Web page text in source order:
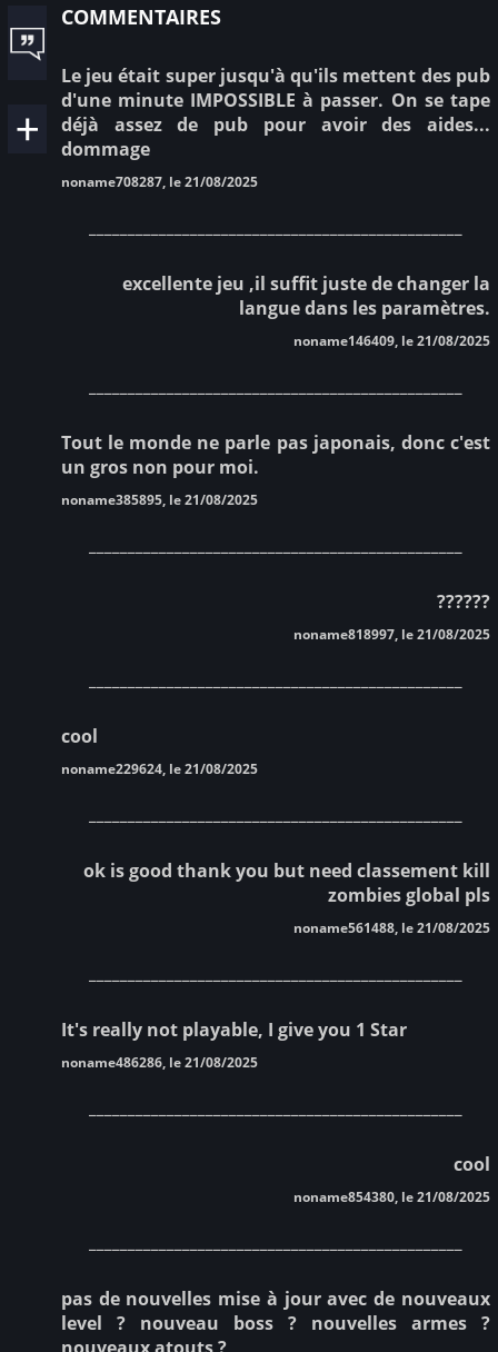
commentaires
Le jeu était super jusqu'à qu'ils mettent des pub
d'une minute IMPOSSIBLE à passer. On se tape
déjà assez de pub pour avoir des aides...
dommage
noname708287, le 21/08/2025
excellente jeu ,il suffit juste de changer la
langue dans les paramètres.
noname146409, le 21/08/2025
Tout le monde ne parle pas japonais, donc c'est
un gros non pour moi.
noname385895, le 21/08/2025
??????
noname818997, le 21/08/2025
cool
noname229624, le 21/08/2025
ok is good thank you but need classement kill
zombies global pls
noname561488, le 21/08/2025
It's really not playable, I give you 1 Star
noname486286, le 21/08/2025
cool
noname854380, le 21/08/2025
pas de nouvelles mise à jour avec de nouveaux
level ? nouveau boss ? nouvelles armes ?